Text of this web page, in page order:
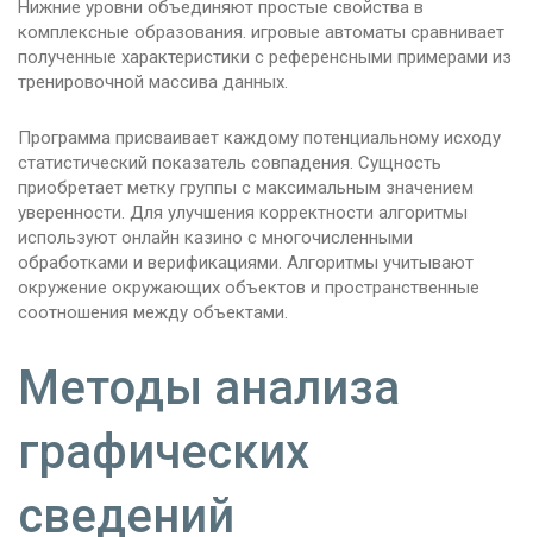
Нижние уровни объединяют простые свойства в
комплексные образования. игровые автоматы сравнивает
полученные характеристики с референсными примерами из
тренировочной массива данных.
Программа присваивает каждому потенциальному исходу
статистический показатель совпадения. Сущность
приобретает метку группы с максимальным значением
уверенности. Для улучшения корректности алгоритмы
используют онлайн казино с многочисленными
обработками и верификациями. Алгоритмы учитывают
окружение окружающих объектов и пространственные
соотношения между объектами.
Методы анализа
графических
сведений